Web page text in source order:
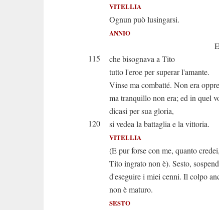
VITELLIA
Ognun può lusingarsi.
ANNIO
Eh si
115
che bisognava a Tito
tutto l'eroe per superar l'amante.
Vinse ma combatté. Non era
ma tranquillo non era; ed in quel
dicasi per sua gloria,
120
si vedea la battaglia e la vittoria.
VITELLIA
(E pur forse con me, quanto credei,
Tito ingrato non è). Sesto,
d'eseguire i miei cenni. Il colpo
non è maturo.
SESTO